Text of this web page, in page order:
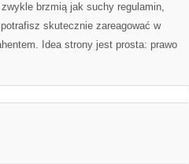
brzmią jak suchy regulamin,
skutecznie zareagować w
Idea strony jest prosta: prawo